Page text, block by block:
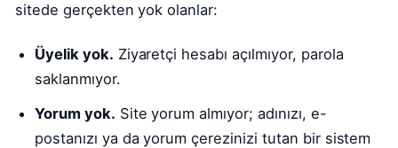
sitede gerçekten yok olanlar:
Üyelik yok. Ziyaretçi hesabı açılmıyor, parola
saklanmıyor.
Yorum yok. Site yorum almıyor; adınızı, e-
postanızı ya da yorum çerezinizi tutan bir sistem